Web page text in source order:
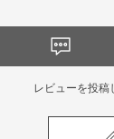
レビューを投稿